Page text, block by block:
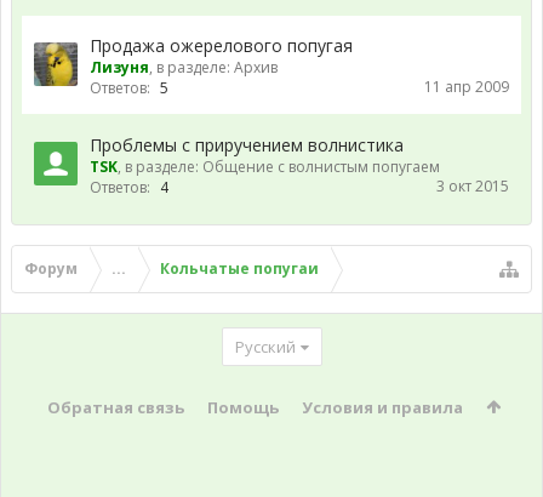
Продажа ожерелового попугая
Лизуня, в разделе: Архив
Ответов: 5 11 апр 2009
Проблемы с приручением волнистика
TSK, в разделе: Общение с волнистым попугаем
Ответов: 4 3 окт 2015
Форум ... Кольчатые попугаи
Русский
Обратная связь Помощь Условия и правила